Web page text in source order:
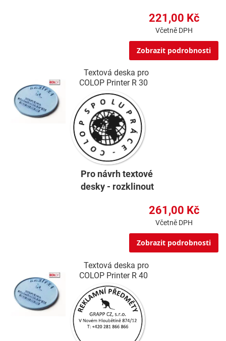
221,00 Kč
Včetně DPH
Zobrazit podrobnosti
Textová deska pro
COLOP Printer R 30
Pro návrh textové
desky - rozklinout
261,00 Kč
Včetně DPH
Zobrazit podrobnosti
Textová deska pro
COLOP Printer R 40